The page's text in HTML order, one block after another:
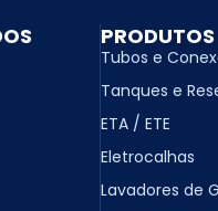
PRODUTOS
Tubos e
Tanques e
ETA / ETE
Eletrocalhas
Lavadores de